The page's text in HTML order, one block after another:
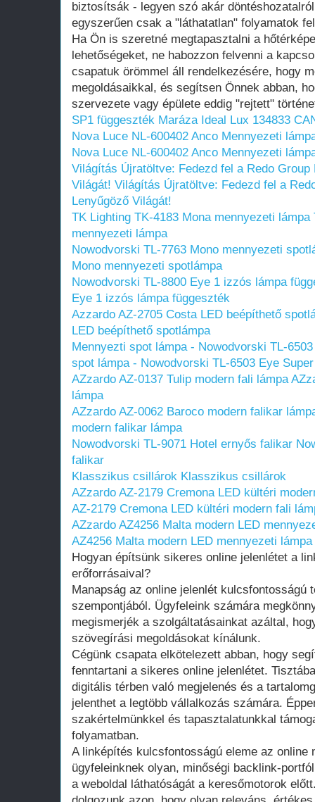
biztosítsák - legyen szó akár
egyszerűen csak a "láthatatlan" folyamatok
Ha Ön is szeretné megtapasztalni a
lehetőségeket, ne habozzon felvenni a
csapatuk örömmel áll rendelkezésére, hogy
megoldásaikkal, és segítsen Önnek abban,
szervezete vagy épülete eddig "rejtett"
SP1 függeszték Maráza Ideal Lux 134833
Nova Luce NL-600402 Anco Mennyezeti
Nova Luce NL-600402 Anco Mennyezeti
Világítás Újratöltve: Fedezd fel a Redo Group
Világát! Világítás Újratöltve: Fedezd fel a
Lenyűgöző Világát!
TK Lighting TK-4183 Mona mennyezeti lámpa
mennyezeti lámpa
Nowodvorski TL-7763 Mono mennyezeti
Mono mennyezeti spotlámpa
Nowodvorski TL-8800 Eye 1 izzós lámpa
Eye 1 izzós lámpa függeszték
Azzardo AZ-2705 Costa LED beépíthető
LED beépíthető spotlámpa
Mennyezti spot lámpa - Nowodvorski TL-
spot lámpa - Nowodvorski TL-6503 Eye
AZzardo AZ-0137 Tulip modern fali lámpa
lámpa
AZzardo AZ-0062 Baroco modern falikar
modern falikar lámpa
Nowodvorski TL-9071 Hotel ernyős falikar
falikar
Klasszikus csillárok Klasszikus csillárok
AZzardo AZ-2179 Cremona LED kültéri
AZ-2179 Cremona LED kültéri modern fali
AZzardo AZ4256 Malta modern LED
AZ4256 Malta modern LED mennyezeti
Hogyan építsünk sikeres online jelenlétet a
erőforrásaival?
Manapság az online jelenlét kulcsfontosságú
szempontjából. Ügyfeleink számára
megismerjék a szolgáltatásainkat azáltal,
szövegírási megoldásokat kínálunk.
Cégünk csapata elkötelezett abban, hogy
fenntartani a sikeres online jelenlétet.
digitális térben való megjelenés és a
jelenthet a legtöbb vállalkozás számára.
szakértelmünkkel és tapasztalatunkkal
folyamatban.
A linképítés kulcsfontosságú eleme az online
ügyfeleinknek olyan, minőségi backlink-
a weboldal láthatóságát a keresőmotorok